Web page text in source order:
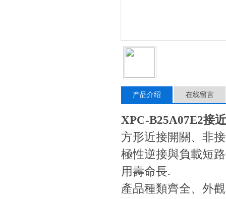
产品介绍 在线留言
XPC-B25A07E2​接
方形近接開關、非
極性逆接與負載短
用壽命長.
產品種類齊全、外